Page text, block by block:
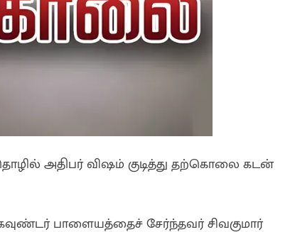
அதிபர் விஷம் குடித்து தற்கொலை கடன்
பாளையத்தைச் சேர்ந்தவர் சிவகுமார்